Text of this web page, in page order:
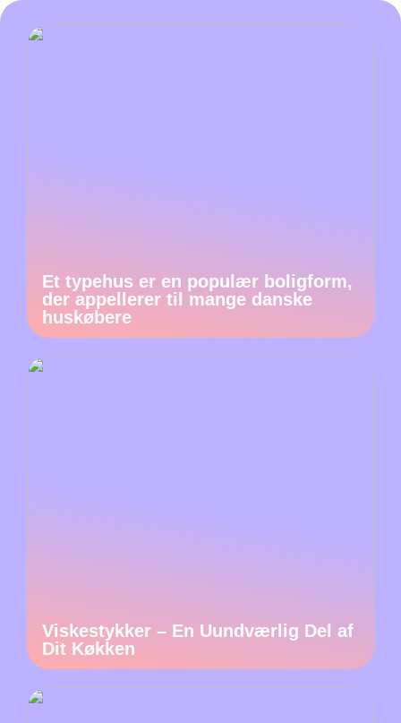
Et typehus er en populær boligform,
der appellerer til mange danske
huskøbere
Viskestykker – En Uundværlig Del af
Dit Køkken